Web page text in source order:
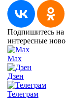
Подпишитесь
интересные
Max
Дзен
Телеграм